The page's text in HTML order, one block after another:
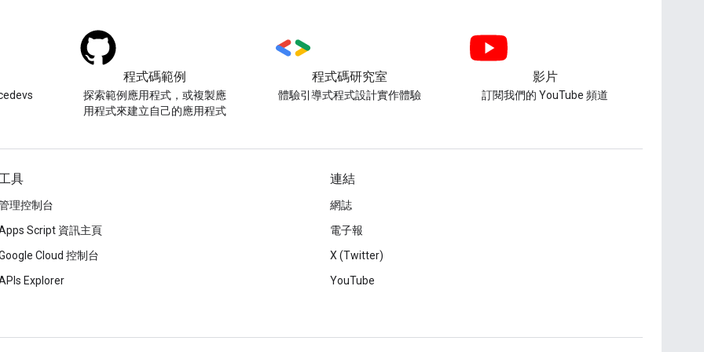
程式碼範例
探索範例應用程式，或複製應
用程式來建立自己的應用程式
程式碼研究室
體驗引導式程式設計實作體驗
影片
訂閱我們的 YouTube 頻道
具
理控制台
Script 資訊主頁
Cloud 控制台
Explorer
連結
網誌
電子報
X (Twitter)
YouTube